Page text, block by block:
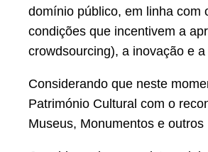
domínio público, em linha com
condições que incentivem a
crowdsourcing), a inovação e
Considerando que neste
Património Cultural com o
Museus, Monumentos e